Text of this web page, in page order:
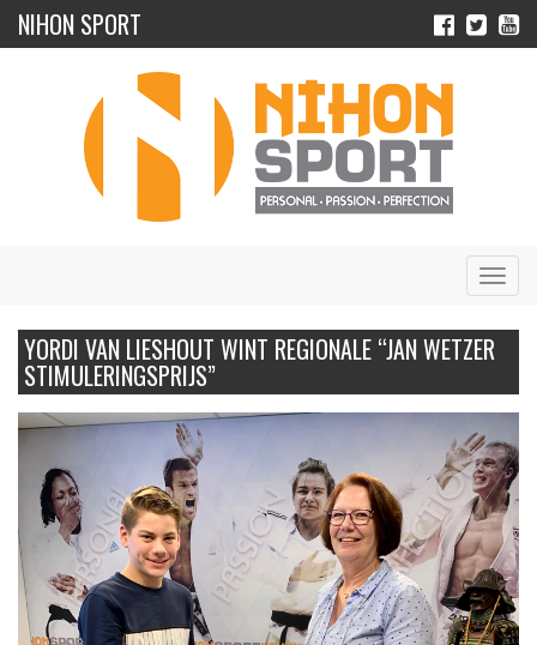
NIHON SPORT
YORDI VAN LIESHOUT WINT REGIONALE “JAN WETZER
STIMULERINGSPRIJS”